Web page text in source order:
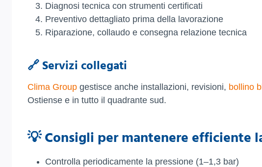
Diagnosi tecnica con strumenti certificati
Preventivo dettagliato prima della lavorazione
Riparazione, collaudo e consegna relazione tecnica
🔗 Servizi collegati
Clima Group gestisce anche installazioni, revisioni, bollino
Ostiense e in tutto il quadrante sud.
💡 Consigli per mantenere efficiente
Controlla periodicamente la pressione (1–1,3 bar)